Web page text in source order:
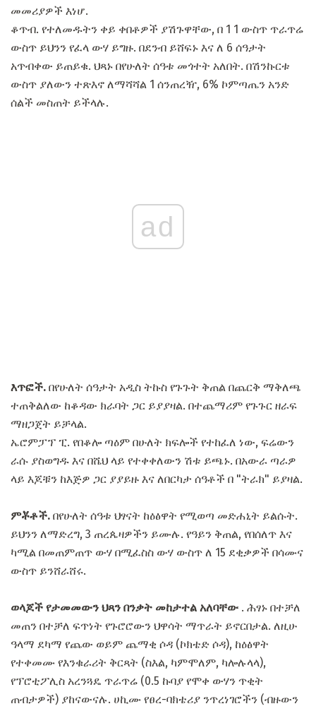
መመሪያዎች እነሆ.
ቆጥብ. የተለመዱትን ቀይ ቀበቶዎች ያሽጉዋቸው, በ 1 1 ውስጥ ጥራጥሬ
ውስጥ ይህንን የፈላ ውሃ ይግዙ. በደንብ ይሸፍኑ እና ለ 6 ሰዓታት
አጥብቀው ይጠይቁ. ህጻኑ በየሁለት ሰዓቱ መጎተት አለበት. በሽንኩርቱ
ውስጥ ያለውን ተጽእኖ ለማሻሻል 1 ሰንጠረዥ, 6% ኮምጣጤን አንድ
ሰልች መስጠት ይችላሉ.
ad
እጥፎች. በየሁለት ሰዓታት አዲስ ትኩስ የጉጉት ቅጠል በጨርቅ ማቅለጫ
ተጠቅልለው ከቆዳው ክራባት ጋር ይያያዛል. በተጨማሪም የጉጉር ዘራፍ
ማዘጋጀት ይቻላል.
ኤሮምፓፕ ፒ. የበቆሎ ጣዕም በሁለት ክፍሎች የተከፈለ ነው, ፍሬውን
ራሱ ያስወግዱ እና በሼህ ላይ የተቀቀለውን ሽቱ ይጫኑ. በአውራ ጣራዎ
ላይ እጆቹን ከእጅዎ ጋር ያያይዙ እና ለበርካታ ሰዓቶች በ "ትራክ" ይያዛል.
ምቾቶች. በየሁለት ሰዓቱ ህፃናት ከዕፅዋት የሚወጣ መድሐኒት ይልሱት.
ይህንን ለማድረግ, 3 ጠረጴዛዎችን ይሙሉ. የዓይን ቅጠል, የበሰለጥ እና
ካሚል በመጠምጠጥ ውሃ በሚፈስስ ውሃ ውስጥ ለ 15 ደቂቃዎች በሳሙና
ውስጥ ይንሸራሸሩ.
ወላጆች የታመመውን ህጻን በንቃት መከታተል አለባቸው. ሕፃኑ በተቻለ
መጠን በተቻለ ፍጥነት የጉሮሮውን ህዋሳት ማጥራት ይኖርበታል. ለዚሁ
ዓላማ ደካማ የጨው ወይም ጨማቂ ሶዳ (ኮክቴድ ሶዳ), ከዕፅዋት
የተቀመሙ የእንቁራሪት ቅርጻት (ስእል, ካምሞለም, ካሎሉላላ),
የፕሮቲፖሊስ አረንጓዴ ጥራጥሬ (0.5 ኩባያ የሞቀ ውሃን ጥቂት
ጠብታዎች) ያከናውናሉ. ሀኪሙ የፀረ-ባክቴሪያ ንጥረነገሮችን (ብዙውን